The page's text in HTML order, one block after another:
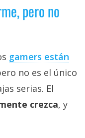
pero no
gamers están
no es el único
serias. El
crezca, y